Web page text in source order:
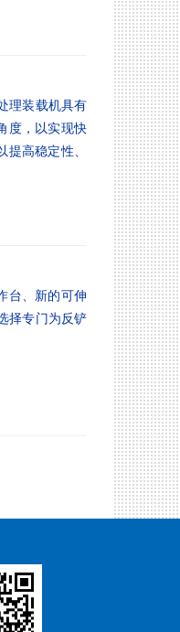
理装载机具有
度，以实现快
高稳定性、
台、新的可伸
择专门为反铲